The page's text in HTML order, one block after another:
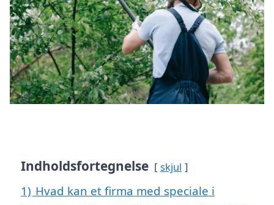
Indholdsfortegnelse skjul
1) Hvad kan et firma med speciale i